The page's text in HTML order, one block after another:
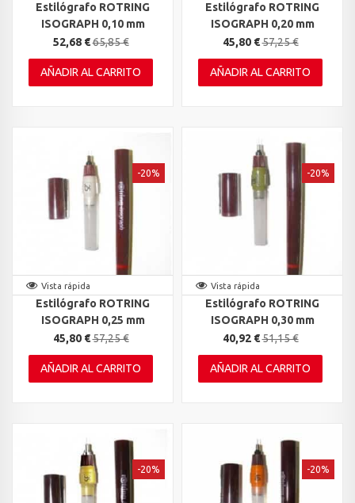
Estilógrafo ROTRING
ISOGRAPH 0,10 mm
52,68 €65,85 €
AÑADIR AL CARRITO
Estilógrafo ROTRING
ISOGRAPH 0,20 mm
45,80 €57,25 €
AÑADIR AL CARRITO
Vista rápida
Estilógrafo ROTRING
ISOGRAPH 0,25 mm
45,80 €57,25 €
-20%
AÑADIR AL CARRITO
Vista rápida
Estilógrafo ROTRING
ISOGRAPH 0,30 mm
40,92 €51,15 €
-20%
AÑADIR AL CARRITO
-20% -20%